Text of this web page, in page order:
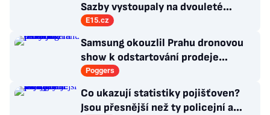
Sazby vystoupaly na dvouleté
maximum
E15.cz
Samsung okouzlil Prahu dronovou
show k odstartování prodeje
nových produktů
Poggers
Co ukazují statistiky pojišťoven?
Jsou přesnější než ty policejní a